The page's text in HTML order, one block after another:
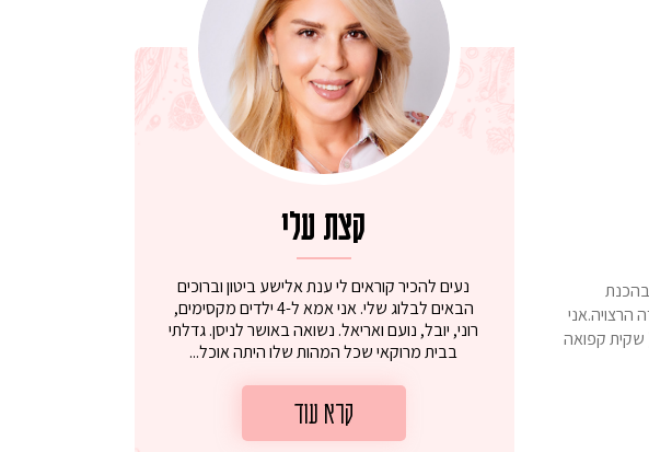
הרצויה.אני
לריבה שלי. המרכיבים:800 גר' גזר גמדי ( שקית קפואה
קצת עלי
נעים להכיר קוראים לי ענת אלישע ביטון וברוכים
הבאים לבלוג שלי. אני אמא ל-4 ילדים מקסימים,
רוני, יובל, נועם ואריאל. נשואה באושר לניסן. גדלתי
בבית מרוקאי שכל המהות שלו היתה אוכל...
קרא עוד